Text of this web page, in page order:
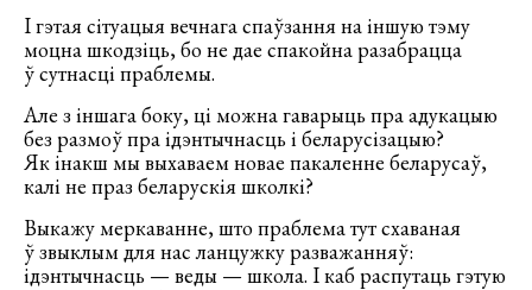
І гэтая сітуацыя вечнага спаўзання на іншую тэму
моцна шкодзіць, бо не дае спакойна разабрацца
ў сутнасці праблемы.
Але з іншага боку, ці можна гаварыць пра адукацыю
без размоў пра ідэнтычнасць і беларусізацыю?
Як інакш мы выхаваем новае пакаленне беларусаў,
калі не праз беларускія школкі?
Выкажу меркаванне, што праблема тут схаваная
ў звыклым для нас ланцужку разважанняў:
ідэнтычнасць — веды — школа. І каб распутаць гэтую